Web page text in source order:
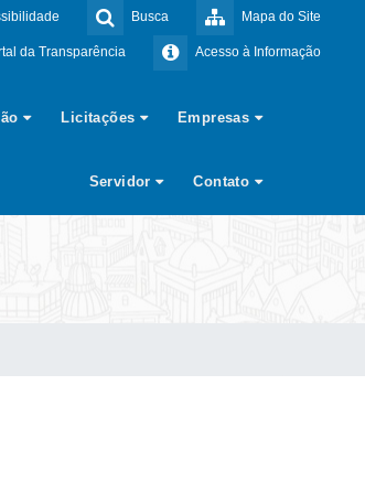
Mapa do Site
Busca
Acesso à Informação
da Transparência
Licitações Empresas
Servidor Contato